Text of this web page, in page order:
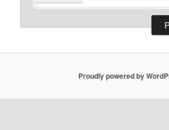
Proudly powered by